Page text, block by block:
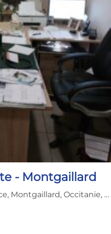
- Montgaillard
65200 Montgaillard, France, Montgaillard, Occitanie, France